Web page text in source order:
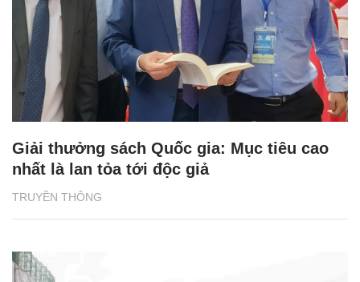
TRUYỀN THÔNG
Giải thưởng sách Quốc gia: Mục tiêu cao
nhất là lan tỏa tới độc giả